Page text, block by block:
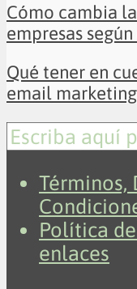
Cómo cambia
empresas
Qué tener en
email marketing
Términos,
Política
enlaces